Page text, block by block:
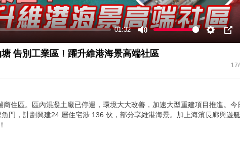
01:32
告別工業區！躍升維港海景高端社區
住區。區內混凝土廠已停運，環境大大改善，加速大型重建項目推進。今
門，計劃興建24 層住宅涉 136 伙，部分享維港海景。加上海濱長廊與遊